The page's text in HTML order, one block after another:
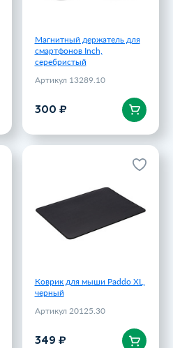
Магнитный держатель для
смартфонов Inch,
серебристый
Артикул 13289.10
300 ₽В корзину
Коврик для мыши Paddo ХL,
черный
Артикул 20125.30
349 ₽
Коврик для мыши Paddo ХL,
черный
Артикул 20125.30
349 ₽
В корзину